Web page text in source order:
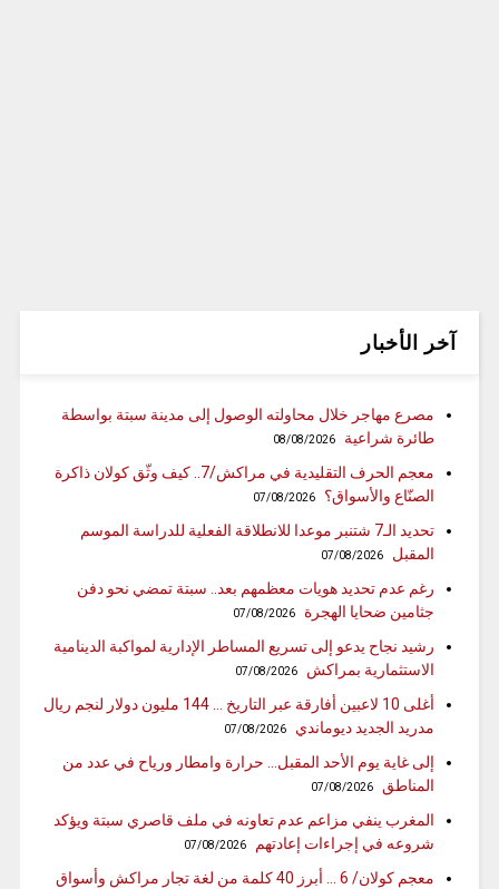
آخر الأخبار
مصرع مهاجر خلال محاولته الوصول إلى مدينة سبتة بواسطة
طائرة شراعية
08/08/2026
معجم الحرف التقليدية في مراكش/7.. كيف وثّق كولان ذاكرة
الصنّاع والأسواق؟
07/08/2026
تحديد الـ7 شتنبر موعدا للانطلاقة الفعلية للدراسة الموسم
المقبل
07/08/2026
رغم عدم تحديد هويات معظمهم بعد.. سبتة تمضي نحو دفن
جثامين ضحايا الهجرة
07/08/2026
رشيد نجاح يدعو إلى تسريع المساطر الإدارية لمواكبة الدينامية
الاستثمارية بمراكش
07/08/2026
أغلى 10 لاعبين أفارقة عبر التاريخ … 144 مليون دولار لنجم ريال
مدريد الجديد ديوماندي
07/08/2026
إلى غاية يوم الأحد المقبل… حرارة وامطار ورياح في عدد من
المناطق
07/08/2026
المغرب ينفي مزاعم عدم تعاونه في ملف قاصري سبتة ويؤكد
شروعه في إجراءات إعادتهم
07/08/2026
معجم كولان/ 6 … أبرز 40 كلمة من لغة تجار مراكش وأسواق